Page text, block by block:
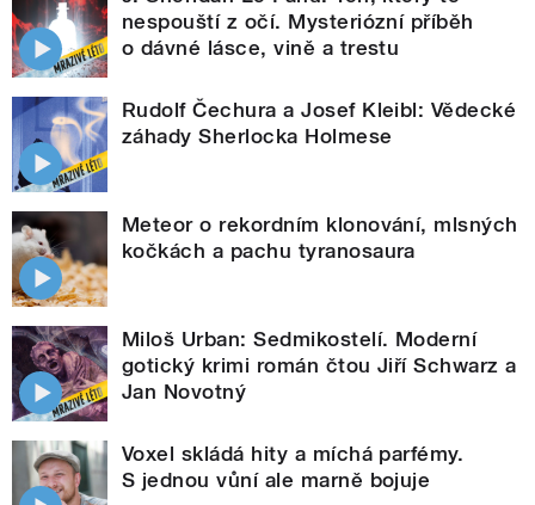
nespouští z očí. Mysteriózní příběh
o dávné lásce, vině a trestu
Rudolf Čechura a Josef Kleibl: Vědecké
záhady Sherlocka Holmese
Meteor o rekordním klonování, mlsných
kočkách a pachu tyranosaura
Miloš Urban: Sedmikostelí. Moderní
gotický krimi román čtou Jiří Schwarz a
Jan Novotný
Voxel skládá hity a míchá parfémy.
S jednou vůní ale marně bojuje